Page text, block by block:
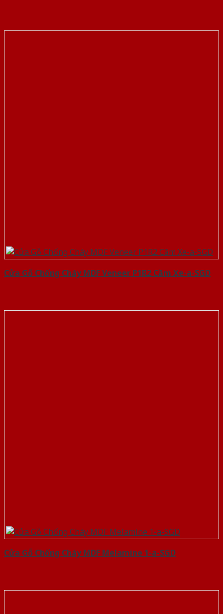
Cửa Gỗ Chống Cháy MDF Veneer P1R2 Căm Xe-a-SGD
Cửa Gỗ Chống Cháy MDF Melamine 1-a-SGD